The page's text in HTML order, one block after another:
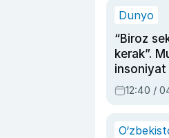
Dunyo
“Biroz
kerak”.
insoniyat
intellektni
olmay
12:40 /